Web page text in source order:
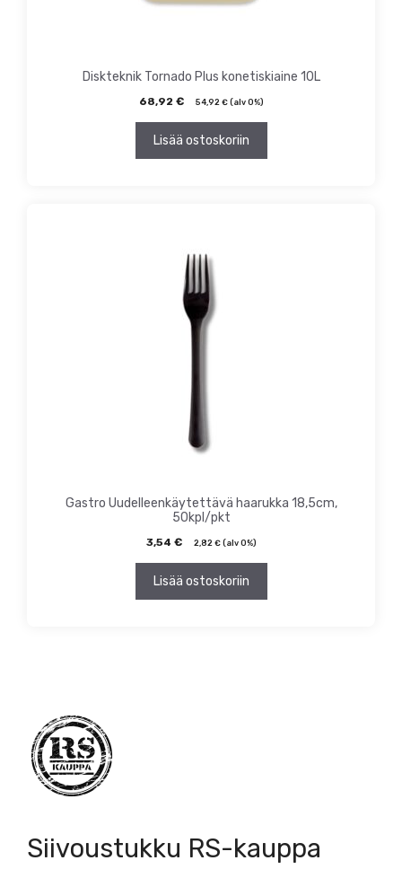
Diskteknik Tornado Plus konetiskiaine 10L
68,92 € 54,92 €(alv 0%)
Lisää ostoskoriin
Gastro Uudelleenkäytettävä haarukka 18,5cm,
50kpl/pkt
3,54 € 2,82 €(alv 0%)
Lisää ostoskoriin
Siivoustukku RS-kauppa